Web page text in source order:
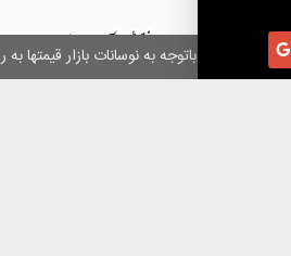
همکاران گرامی باتوجه به نوسانات بازار